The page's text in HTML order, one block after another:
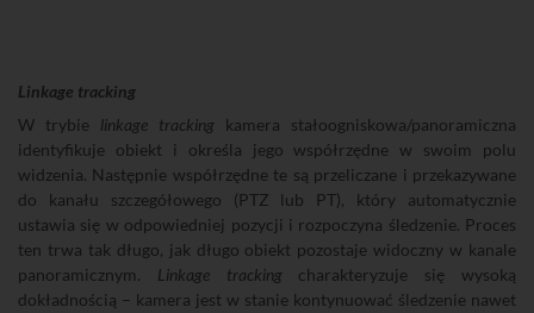
Linkage tracking
W trybie linkage tracking kamera stałoogniskowa/panoramiczna
identyfikuje obiekt i określa jego współrzędne w swoim polu
widzenia. Następnie współrzędne te są przeliczane i przekazywane
do kanału szczegółowego (PTZ lub PT), który automatycznie
ustawia się w odpowiedniej pozycji i rozpoczyna śledzenie. Proces
ten trwa tak długo, jak długo obiekt pozostaje widoczny w kanale
panoramicznym. Linkage trackingcharakteryzuje się wysoką
dokładnością – kamera jest w stanie kontynuować śledzenie nawet